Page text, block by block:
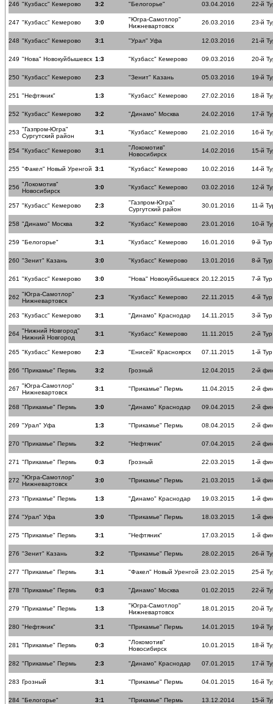
246 "Кузбасс" Кемерово 3:2 "Белогорье" 03.04.2016 22-й
247 "Кузбасс" Кемерово 3:0
"Югра-Самотлор"
Нижневартовск
26.03.2016 23-й
248 "Кузбасс" Кемерово 3:1 "Урал" Уфа 12.03.2016 21-й
249 "Нова" Новокуйбышевск 1:3 "Кузбасс" Кемерово 09.03.2016 20-й
250 "Кузбасс" Кемерово 2:3 "Зенит" Казань 05.03.2016 19-й
251 "Нефтяник" 1:3 "Кузбасс" Кемерово 27.02.2016 18-й
252 "Кузбасс" Кемерово 3:2 "Динамо" Москва 24.02.2016 17-й
253 "Газпром-Югра"
Сургутский район
3:1 "Кузбасс" Кемерово 21.02.2016 16-й
254 "Кузбасс" Кемерово 3:1
"Локомотив"
Новосибирск
14.02.2016 15-й
255 "Факел" Новый Уренгой 3:1 "Кузбасс" Кемерово 10.02.2016 14-й
256 "Локомотив"
Новосибирск
3:0 "Кузбасс" Кемерово 03.02.2016 12-й
257 "Кузбасс" Кемерово 2:3
"Газпром-Югра"
Сургутский район
30.01.2016 11-й
258 "Динамо" Москва 3:2 "Кузбасс" Кемерово 23.01.2016 10-й
259 "Белогорье" 3:1 "Кузбасс" Кемерово 16.01.2016 9-й Тур
260 "Зенит" Казань 3:0 "Кузбасс" Кемерово 13.01.2016 8-й Тур
261 "Кузбасс" Кемерово 3:0 "Нова" Новокуйбышевск 20.12.2015 7-й Тур
262 "Югра-Самотлор"
Нижневартовск
2:3 "Кузбасс" Кемерово 22.11.2015 4-й Тур
263 "Кузбасс" Кемерово 3:1 "Динамо" Краснодар 14.11.2015 3-й Тур
264 "Нижний Новгород"
Нижний Новгород
3:1 "Кузбасс" Кемерово 11.11.2015 2-й Тур
265 "Кузбасс" Кемерово 2:3 "Енисей" Красноярск 07.11.2015 1-й Тур
266 "Прикамье" Пермь 3:2 Грозный 12.04.2015 2-й
267 "Югра-Самотлор"
Нижневартовск
3:1 "Прикамье" Пермь 11.04.2015 2-й
268 "Прикамье" Пермь 3:0 "Динамо" Краснодар 09.04.2015 2-й
269 "Урал" Уфа 1:3 "Прикамье" Пермь 08.04.2015 2-й
270 "Прикамье" Пермь 3:2 "Нефтяник" 07.04.2015 2-й
271 "Прикамье" Пермь 0:3 Грозный 22.03.2015 1-й
272 "Югра-Самотлор"
Нижневартовск
3:0 "Прикамье" Пермь 21.03.2015 1-й
273 "Прикамье" Пермь 1:3 "Динамо" Краснодар 19.03.2015 1-й
274 "Урал" Уфа 3:0 "Прикамье" Пермь 18.03.2015 1-й
275 "Прикамье" Пермь 3:1 "Нефтяник" 17.03.2015 1-й
276 "Зенит" Казань 3:2 "Прикамье" Пермь 28.02.2015 26-й
277 "Прикамье" Пермь 3:1 "Факел" Новый Уренгой 23.02.2015 25-й
278 "Прикамье" Пермь 0:3 "Динамо" Москва 01.02.2015 22-й
279 "Прикамье" Пермь 1:3
"Югра-Самотлор"
Нижневартовск
18.01.2015 20-й
280 "Нефтяник" 3:1 "Прикамье" Пермь 14.01.2015 19-й
281 "Прикамье" Пермь 0:3
"Локомотив"
Новосибирск
10.01.2015 18-й
282 "Прикамье" Пермь 2:3 "Динамо" Краснодар 07.01.2015 17-й
283 Грозный 3:1 "Прикамье" Пермь 04.01.2015 16-й
284 "Белогорье" 3:1 "Прикамье" Пермь 13.12.2014 15-й